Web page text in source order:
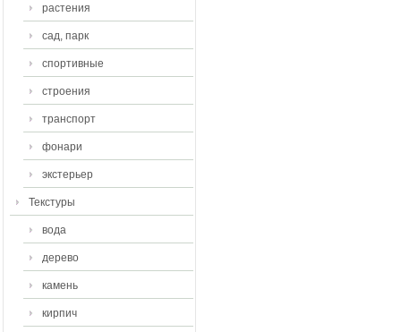
растения
сад, парк
спортивные
строения
транспорт
фонари
экстерьер
Текстуры
вода
дерево
камень
кирпич